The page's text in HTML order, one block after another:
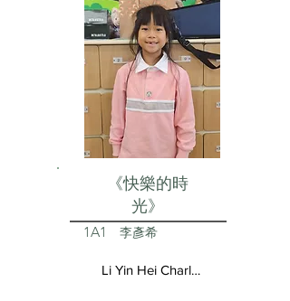
《快樂的時
光》
1A1 李彥希
Li Yin Hei Charlotte